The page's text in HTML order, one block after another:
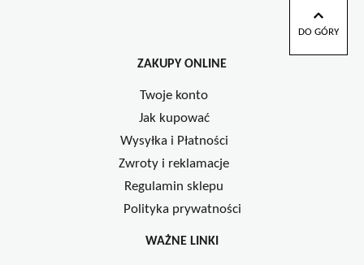
ZAKUPY ONLINE
Twoje konto
Jak kupować
Wysyłka i Płatności
Zwroty i reklamacje
Regulamin sklepu
Polityka prywatności
WAŻNE LINKI
DO GÓRY